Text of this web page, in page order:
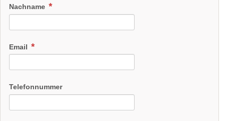
Nachname
Email
Telefonnummer